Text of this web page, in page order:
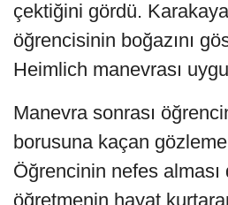
çektiğini gördü.
öğrencisinin boğazını
Heimlich manevrası
Manevra sonrası
borusuna kaçan gözleme
Öğrencinin nefes alması
öğretmenin hayat